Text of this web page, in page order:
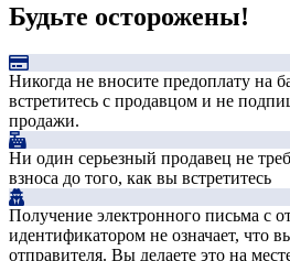
Будьте осторожены!
Никогда не вносите предоплату на
встретитесь с продавцом и не
продажи.
Ни один серьезный продавец не
взноса до того, как вы встретитесь
Получение электронного письма с
идентификатором не означает, что
отправителя. Вы делаете это на